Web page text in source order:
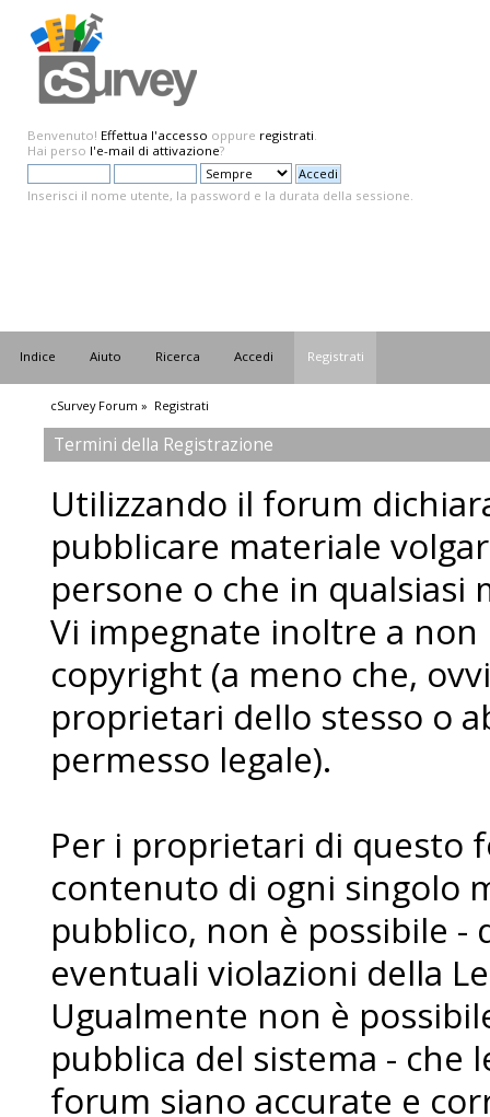
Benvenuto! Effettua l'accesso oppure registrati.
Hai perso l'e-mail di attivazione?
Inserisci il nome utente, la password e la durata della sessione.
Indice Aiuto Ricerca Accedi Registrati
cSurvey Forum » Registrati
Termini della Registrazione
Utilizzando il forum
pubblicare materiale
persone o che in qualsiasi
Vi impegnate inoltre a
copyright (a meno che,
proprietari dello stesso o
permesso legale).
Per i proprietari di questo
contenuto di ogni singolo
pubblico, non è possibile
eventuali violazioni della
Ugualmente non è
pubblica del sistema -
forum siano accurate e